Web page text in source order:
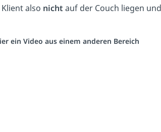
also nicht auf der Couch liegen
ein Video aus einem anderen Bereich